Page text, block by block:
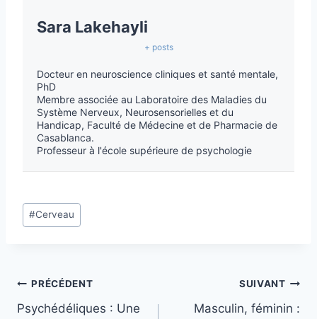
Sara Lakehayli
+ posts
Docteur en neuroscience cliniques et santé mentale,
PhD
Membre associée au Laboratoire des Maladies du
Système Nerveux, Neurosensorielles et du
Handicap, Faculté de Médecine et de Pharmacie de
Casablanca.
Professeur à l'école supérieure de psychologie
#Cerveau
PRÉCÉDENT
Psychédéliques : Une
SUIVANT
Masculin, féminin :